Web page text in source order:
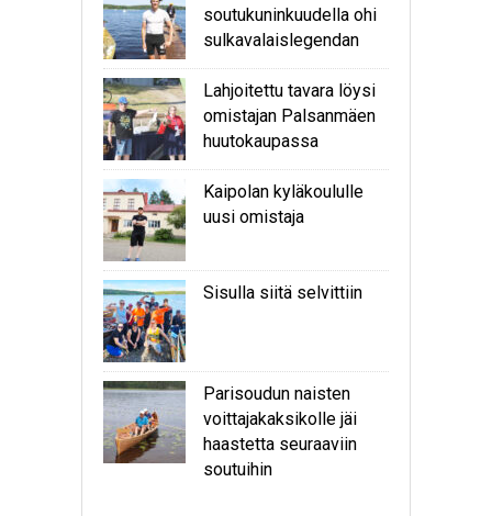
soutukuninkuudella ohi
sulkavalaislegendan
Lahjoitettu tavara löysi
omistajan Palsanmäen
huutokaupassa
Kaipolan kyläkoululle
uusi omistaja
Sisulla siitä selvittiin
Parisoudun naisten
voittajakaksikolle jäi
haastetta seuraaviin
soutuihin